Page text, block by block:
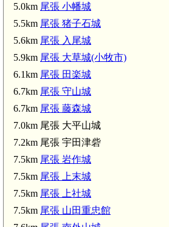
尾張 大森城(4.3km)
尾張 猪子石城(5.5km)
5.0km 尾張 小幡城
5.5km 尾張 猪子石城
5.6km 尾張 入尾城
5.9km 尾張 大草城(小牧市)
6.1km 尾張 田楽城
6.7km 尾張 守山城
6.7km 尾張 藤森城
7.0km 尾張 大平山城
7.2km 尾張 宇田津砦
7.5km 尾張 岩作城
7.5km 尾張 上末城
7.5km 尾張 上社城
7.5km 尾張 山田重忠館